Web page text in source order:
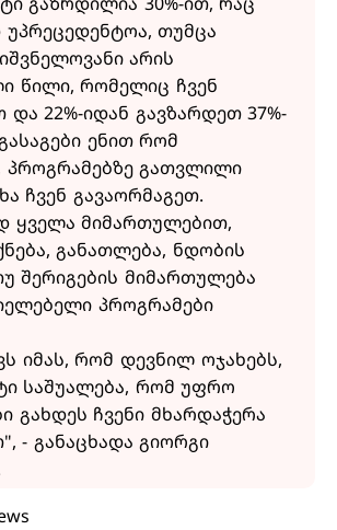
თუმცა
არის
წილი, რომელიც ჩვენ
და 22%-იდან გავზარდეთ 37%-
ენით რომ
პროგრამებზე გათვლილი
ჩვენ გავაორმაგეთ.
ყველა მიმართულებით,
განათლება, ნდობის
შერიგების მიმართულება
პროგრამები
იმას, რომ დევნილ ოჯახებს,
საშუალება, რომ უფრო
გახდეს ჩვენი მხარდაჭერა
- განაცხადა გიორგი